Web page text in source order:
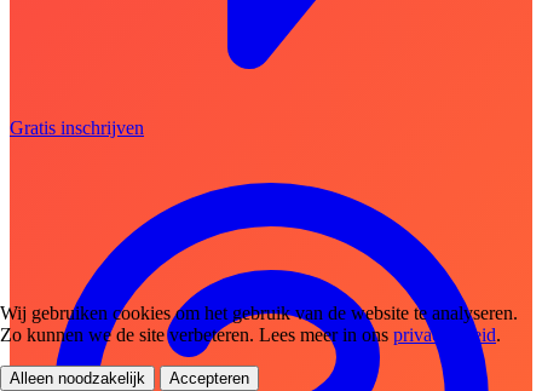
Gratis inschrijven
Wij gebruiken cookies om het gebruik van de website te analyseren.
Zo kunnen we de site verbeteren. Lees meer in ons privacybeleid.
Alleen noodzakelijk Accepteren